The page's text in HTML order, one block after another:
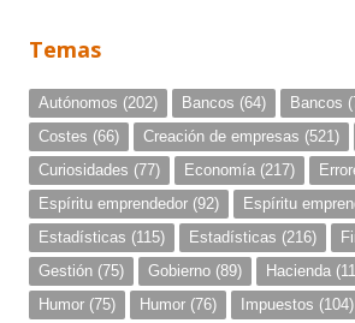
Temas
Autónomos (202) Bancos (64) Bancos
Costes (66) Creación de empresas (521)
Curiosidades (77) Economía (217)
Espíritu emprendedor (92) Espíritu
Estadísticas (115) Estadísticas (216)
Gestión (75) Gobierno (89) Hacienda
Humor (75) Humor (76) Impuestos (104)